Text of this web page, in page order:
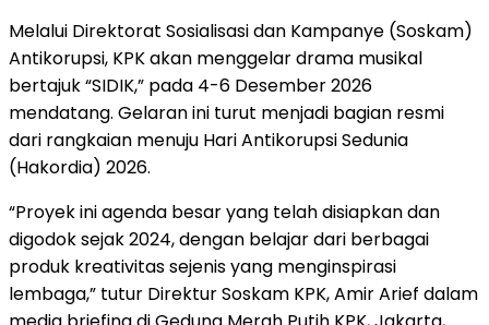
Melalui Direktorat Sosialisasi dan Kampanye (Soskam)
Antikorupsi, KPK akan menggelar drama musikal
bertajuk “SIDIK,” pada 4-6 Desember 2026
mendatang. Gelaran ini turut menjadi bagian resmi
dari rangkaian menuju Hari Antikorupsi Sedunia
(Hakordia) 2026.
“Proyek ini agenda besar yang telah disiapkan dan
digodok sejak 2024, dengan belajar dari berbagai
produk kreativitas sejenis yang menginspirasi
lembaga,” tutur Direktur Soskam KPK, Amir Arief dalam